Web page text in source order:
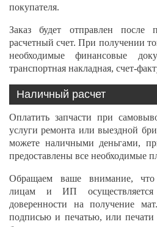
покупателя.
Заказ будет отправлен после
расчетный счет. При получении
необходимые финансовые
транспортная накладная, счет-
Наличный расчет
Оплатить запчасти при
услуги ремонта или выездной
можете наличными деньгами,
предоставлены все необходимые
Обращаем ваше внимание, что
лицам и ИП
доверенности на получение
подписью и печатью, или печати